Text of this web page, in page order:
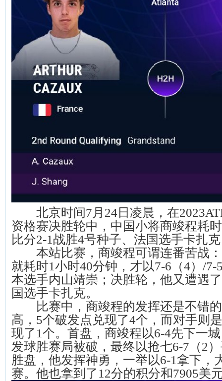
北京时间7月24日凌晨，在
资格赛决胜轮中，中国小将商竣程耗
比分2-1战胜4号种子、法国选手卡扎
本站比赛，商竣程可谓连番苦战：
就耗时1小时40分钟，才以7-6（4）/7-
本选手内山靖崇；决胜轮，他又遭遇
国选手卡扎克。
比赛中，商竣程的发挥还是不错的
高，5个破发点兑现了4个，而对手则
现了1个。首盘，商竣程以6-4先下一
发球胜赛局被破，最终以抢七6-7（2
胜盘，他发挥神勇，一举以6-1拿下，
赛。他也拿到了12分的积分和7905美